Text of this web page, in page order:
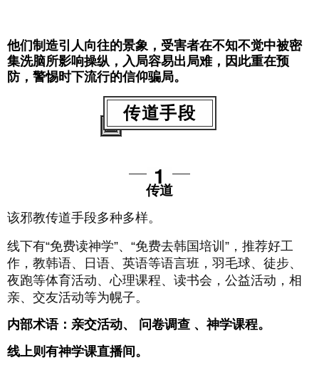
他们制造引人向往的景象，受害者在不知不觉中被密
集洗脑所影响操纵，入局容易出局难，因此重在预
防，警惕时下流行的信仰骗局。
传道手段
1
传道
该邪教传道手段多种多样。
线下有“免费读神学”、 “免费去韩国培训 ” ，推荐好工
作，教韩语、日语、英语等语言班，羽毛球、徒步、
夜跑等体育活动、心理课程、读书会，公益活动，相
亲、交友活动等为幌子。
内部术语：亲交活动、 问卷调查 、神学课程。
线上则有神学课直播间。